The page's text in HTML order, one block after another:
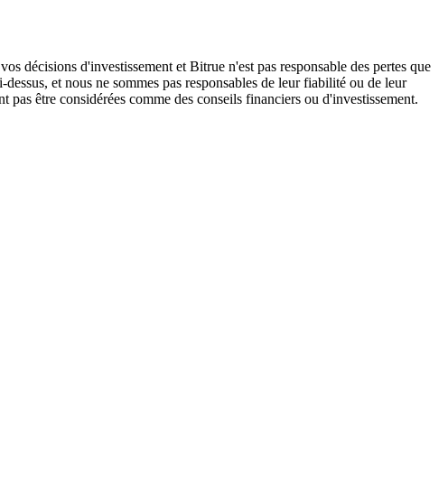
décisions d'investissement et Bitrue n'est pas responsable des pertes que
et nous ne sommes pas responsables de leur fiabilité ou de leur
être considérées comme des conseils financiers ou d'investissement.